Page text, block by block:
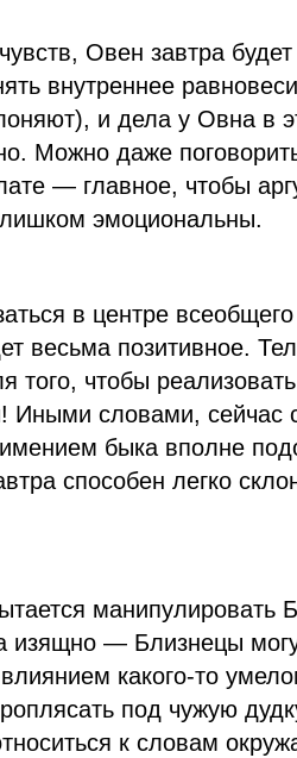
Овен завтра
внутреннее
и дела у Овна в
Можно даже
— главное, чтобы
эмоциональны.
в центре
весьма позитивное.
чтобы
Иными словами, сейчас
быка вполне
способен легко
манипулировать
изящно — Близнецы
какого-то
под чужую
к словам